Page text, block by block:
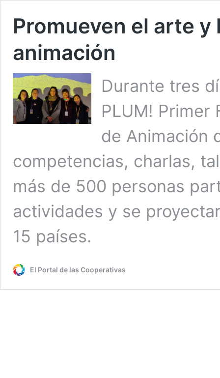
Promueven el arte y
animación
Durante tres
PLUM! Primer
de Animación
competencias, charlas,
más de 500 personas
actividades y se
15 países.
El Portal de las Cooperativas